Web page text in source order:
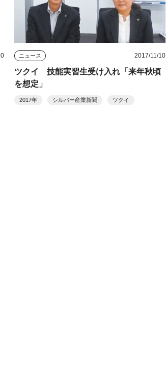
ニュース 2017/11/10
ツクイ 技能実習生受け入れ「来年秋頃
を想定」
2017年 シルバー産業新聞 ツクイ